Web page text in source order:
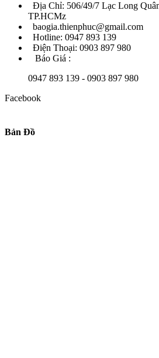
Địa Chỉ: 506/49/7 Lạc Long
TP.HCMz
baogia.thienphuc@gmail.com
Hotline: 0947 893 139
Điện Thoại: 0903 897 980
Báo Giá :
0947 893 139 - 0903 897 980
Facebook
Bản Đồ